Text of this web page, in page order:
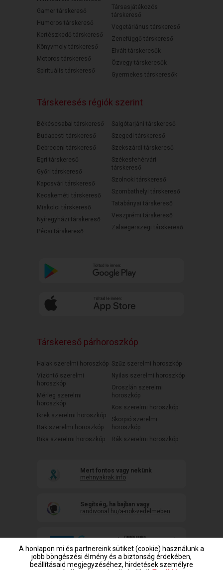
Gamer társkereső
Humoros társkereső
Kertészkedő társkereső
Könyvmoly társkereső
Motoros társkereső
Spirituális társkereső
Társasjátékozós
társkereső
Vegetáriánus társkereső
Zenefüggő társkereső
Elvált társkeresők
Özvegy társkeresők
Gyermekes társkeresők
Társkeresés régiók szerint
Békéscsabai társkereső
Budapesti társkereső
Debreceni társkereső
Egri társkereső
Győri társkereső
Kaposvári társkereső
Kecskeméti társkereső
Miskolci társkereső
Nyíregyházi társkereső
Pécsi társkereső
Salgótarjáni társkereső
Szegedi társkereső
Szekszárdi társkereső
Székesfehérvári
társkereső
Szolnoki társkereső
Szombathelyi társkereső
Tatabányai társkereső
Veszprémi társkereső
Zalaegerszegi társkereső
Társkereső párhoroszkóp
Halak szerelmi horoszkóp
Vízöntő szerelmi
horoszkóp
Mérleg szerelmi
horoszkóp
Ikrek szerelmi horoszkóp
Bak szerelmi horoszkóp
Bika szerelmi horoszkóp
Szűz szerelmi horoszkóp
Nyilas szerelmi horoszkóp
Oroszlán szerelmi
horoszkóp
Kos szerelmi horoszkóp
Skorpió szerelmi
horoszkóp
Rák szerelmi horoszkóp
Mert fontos vagy nekünk
mehnyakrak.info
Segítség, ha bajban vagy
randivonal.hu/a-nok-vedelmeben
A honlapon mi és partnereink sütiket (cookie) használunk a
jobb böngészési élmény és a biztonság érdekében,
beállításaid megjegyzéséhez, hirdetések személyre